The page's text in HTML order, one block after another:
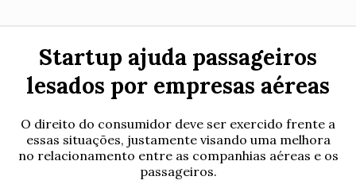
Startup ajuda passageiros
lesados por empresas aéreas
O direito do consumidor deve ser exercido frente a
essas situações, justamente visando uma melhora
no relacionamento entre as companhias aéreas e os
passageiros.